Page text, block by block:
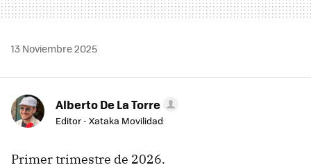
13 Noviembre 2025
Alberto De La Torre
Editor - Xataka Movilidad
Primer trimestre de 2026.